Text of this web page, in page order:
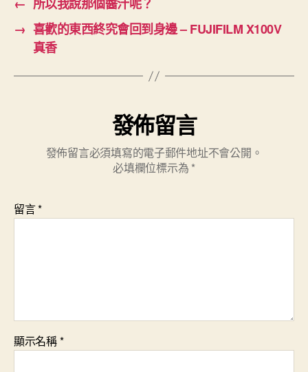
→ 喜歡的東西終究會回到身邊 – FUJIFILM X100V
真香
發佈留言
發佈留言必須填寫的電子郵件地址不會公開。
必填欄位標示為 *
留言*
顯示名稱*